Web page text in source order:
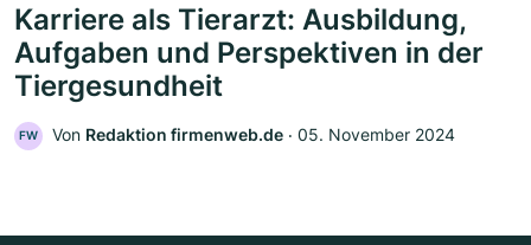
Karriere als Tierarzt: Ausbildung,
Aufgaben und Perspektiven in der
Tiergesundheit
FW Von Redaktion firmenweb.de ‧ 05. November 2024